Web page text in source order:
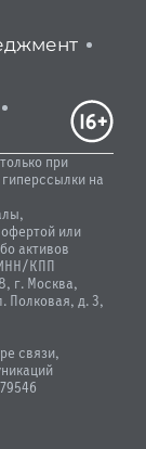
при
на
или
активов
КПП
г. Москва,
Полковая, д. 3,
связи,